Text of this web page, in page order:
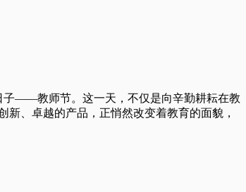
子——教师节。这一天，不仅是向辛勤耕耘在教
、卓越的产品，正悄然改变着教育的面貌，